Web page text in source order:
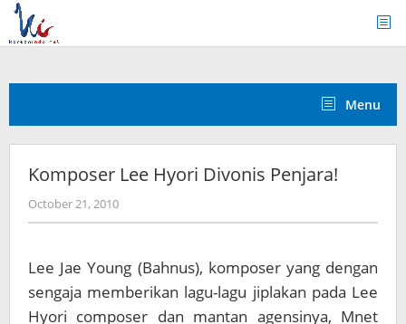
Skip
content
Menu
Komposer Lee Hyori Divonis Penjara!
October 21, 2010by
Koreanindo
Lee Jae Young (Bahnus), komposer yang dengan
sengaja memberikan lagu-lagu jiplakan pada Lee
Hyori composer dan mantan agensinya, Mnet